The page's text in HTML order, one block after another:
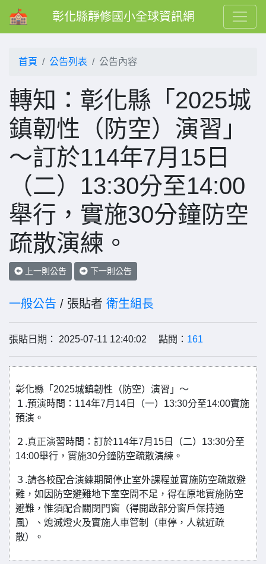
彰化縣靜修國小全球資訊網
首頁 公告列表 公告內容
轉知：彰化縣「2025城
鎮韌性（防空）演習」
～訂於114年7月15日
（二）13:30分至14:00
舉行，實施30分鐘防空
疏散演練。
上一則公告 下一則公告
一般公告 / 張貼者 衛生組長
張貼日期： 2025-07-11 12:40:02 點閱： 161
彰化縣「2025城鎮韌性（防空）演習」～
１.預演時間：114年7月14日（一）13:30分至14:00實施
預演。
２.真正演習時間：訂於114年7月15日（二）13:30分至
14:00舉行，實施30分鐘防空疏散演練。
３.請各校配合演練期間停止室外課程並實施防空疏散避
難，如因防空避難地下室空間不足，得在原地實施防空
避難，惟須配合關閉門窗（得開啟部分窗戶保持通
風）、熄滅燈火及實施人車管制（車停，人就近疏
散）。